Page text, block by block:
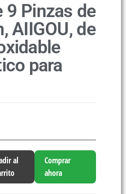
9 Pinzas de
AIIGOU, de
para
al
Comprar
ahora